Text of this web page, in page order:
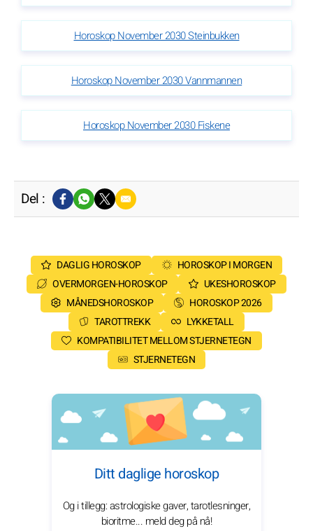
Horoskop November 2030 Steinbukken
Horoskop November 2030 Vannmannen
Horoskop November 2030 Fiskene
Del :
DAGLIG HOROSKOP
HOROSKOP I MORGEN
OVERMORGEN-HOROSKOP
UKESHOROSKOP
MÅNEDSHOROSKOP
HOROSKOP 2026
TAROTTREKK
LYKKETALL
KOMPATIBILITET MELLOM STJERNETEGN
STJERNETEGN
Ditt daglige horoskop
Og i tillegg: astrologiske gaver, tarotlesninger,
bioritme... meld deg på nå!